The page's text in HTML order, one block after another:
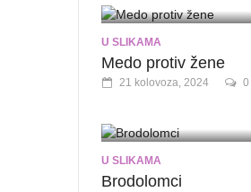
U SLIKAMA
Medo protiv žene
21 kolovoza, 2024 0
U SLIKAMA
Brodolomci